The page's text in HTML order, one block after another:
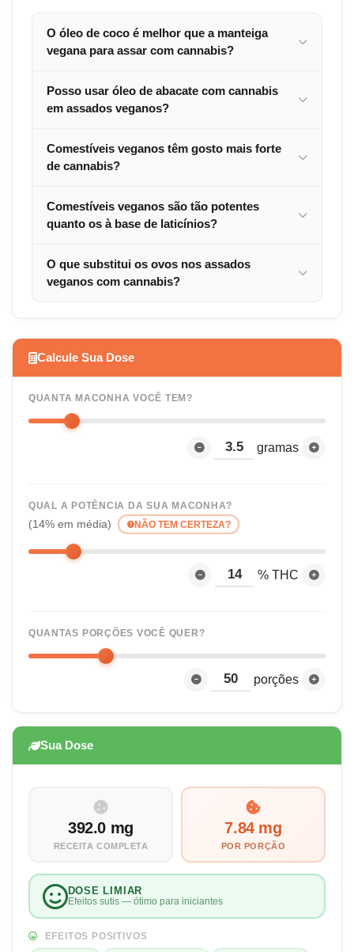
O óleo de coco é melhor que a manteiga
vegana para assar com cannabis?
Posso usar óleo de abacate com cannabis
em assados veganos?
Comestíveis veganos têm gosto mais forte
de cannabis?
Comestíveis veganos são tão potentes
quanto os à base de laticínios?
O que substitui os ovos nos assados
veganos com cannabis?
Calcule Sua Dose
QUANTA MACONHA VOCÊ TEM?
gramas
QUAL A POTÊNCIA DA SUA MACONHA?
(14% em média) NÃO TEM CERTEZA?
% THC
QUANTAS PORÇÕES VOCÊ QUER?
porções
Sua Dose
392.0 mg
RECEITA COMPLETA
7.84 mg
POR PORÇÃO
DOSE LIMIAR
Efeitos sutis — ótimo para iniciantes
EFEITOS POSITIVOS